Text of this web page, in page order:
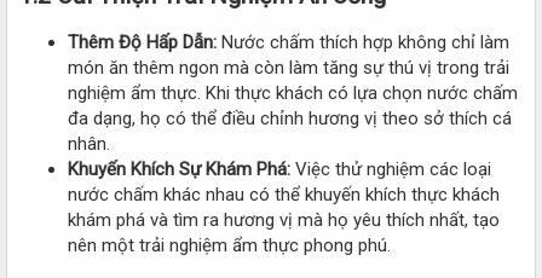
Thêm Độ Hấp Dẫn: Nước chấm thích hợp không chỉ làm
món ăn thêm ngon mà còn làm tăng sự thú vị trong trải
nghiệm ẩm thực. Khi thực khách có lựa chọn nước chấm
đa dạng, họ có thể điều chỉnh hương vị theo sở thích cá
nhân.
Khuyến Khích Sự Khám Phá: Việc thử nghiệm các loại
nước chấm khác nhau có thể khuyến khích thực khách
khám phá và tìm ra hương vị mà họ yêu thích nhất, tạo
nên một trải nghiệm ẩm thực phong phú.